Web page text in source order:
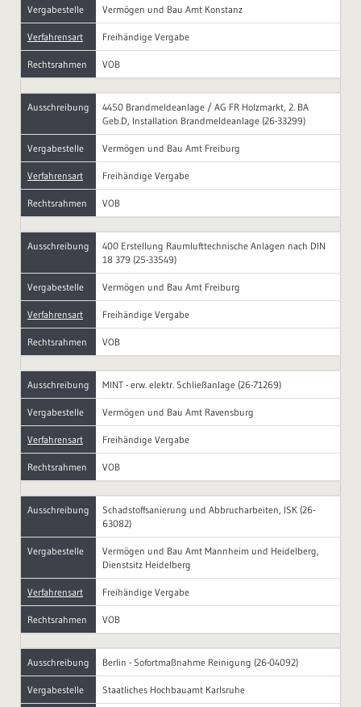
Vergabestelle Vermögen und Bau Amt Konstanz
Verfahrensart Freihändige Vergabe
Rechtsrahmen VOB
Ausschreibung
4450 Brandmeldeanlage / AG FR Holzmarkt, 2. BA
Geb.D, Installation Brandmeldeanlage (26-33299)
Vergabestelle Vermögen und Bau Amt Freiburg
Verfahrensart Freihändige Vergabe
Rechtsrahmen VOB
Ausschreibung
400 Erstellung Raumlufttechnische Anlagen nach DIN
18 379 (25-33549)
Vergabestelle Vermögen und Bau Amt Freiburg
Verfahrensart Freihändige Vergabe
Rechtsrahmen VOB
Ausschreibung MINT - erw. elektr. Schließanlage (26-71269)
Vergabestelle Vermögen und Bau Amt Ravensburg
Verfahrensart Freihändige Vergabe
Rechtsrahmen VOB
Ausschreibung
Schadstoffsanierung und Abbrucharbeiten, ISK (26-
63082)
Vergabestelle
Vermögen und Bau Amt Mannheim und Heidelberg,
Dienstsitz Heidelberg
Verfahrensart Freihändige Vergabe
Rechtsrahmen VOB
Ausschreibung Berlin - Sofortmaßnahme Reinigung (26-04092)
Vergabestelle Staatliches Hochbauamt Karlsruhe